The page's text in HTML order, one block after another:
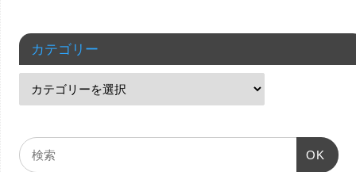
カテゴリー
OK